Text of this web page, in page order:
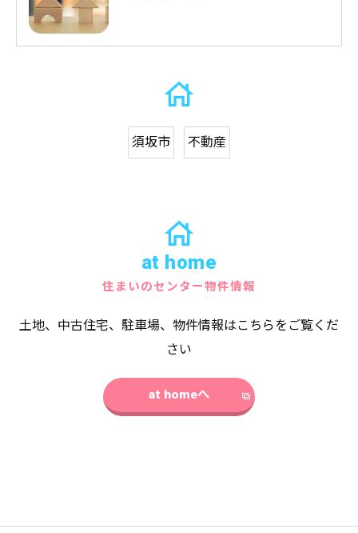
須坂市 不動産
at home
住まいのセンター物件情報
土地、中古住宅、駐車場、物件情報はこちらをご覧くだ
さい
at homeへ